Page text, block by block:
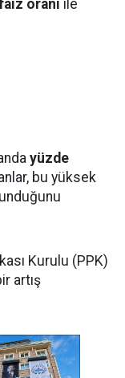
oranı ile
yüzde
bu yüksek
Kurulu (PPK)
artış